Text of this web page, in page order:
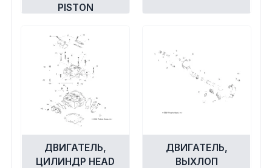
PISTON
ДВИГАТЕЛЬ,
ЦИЛИНДР HEAD
ДВИГАТЕЛЬ,
ВЫХЛОП